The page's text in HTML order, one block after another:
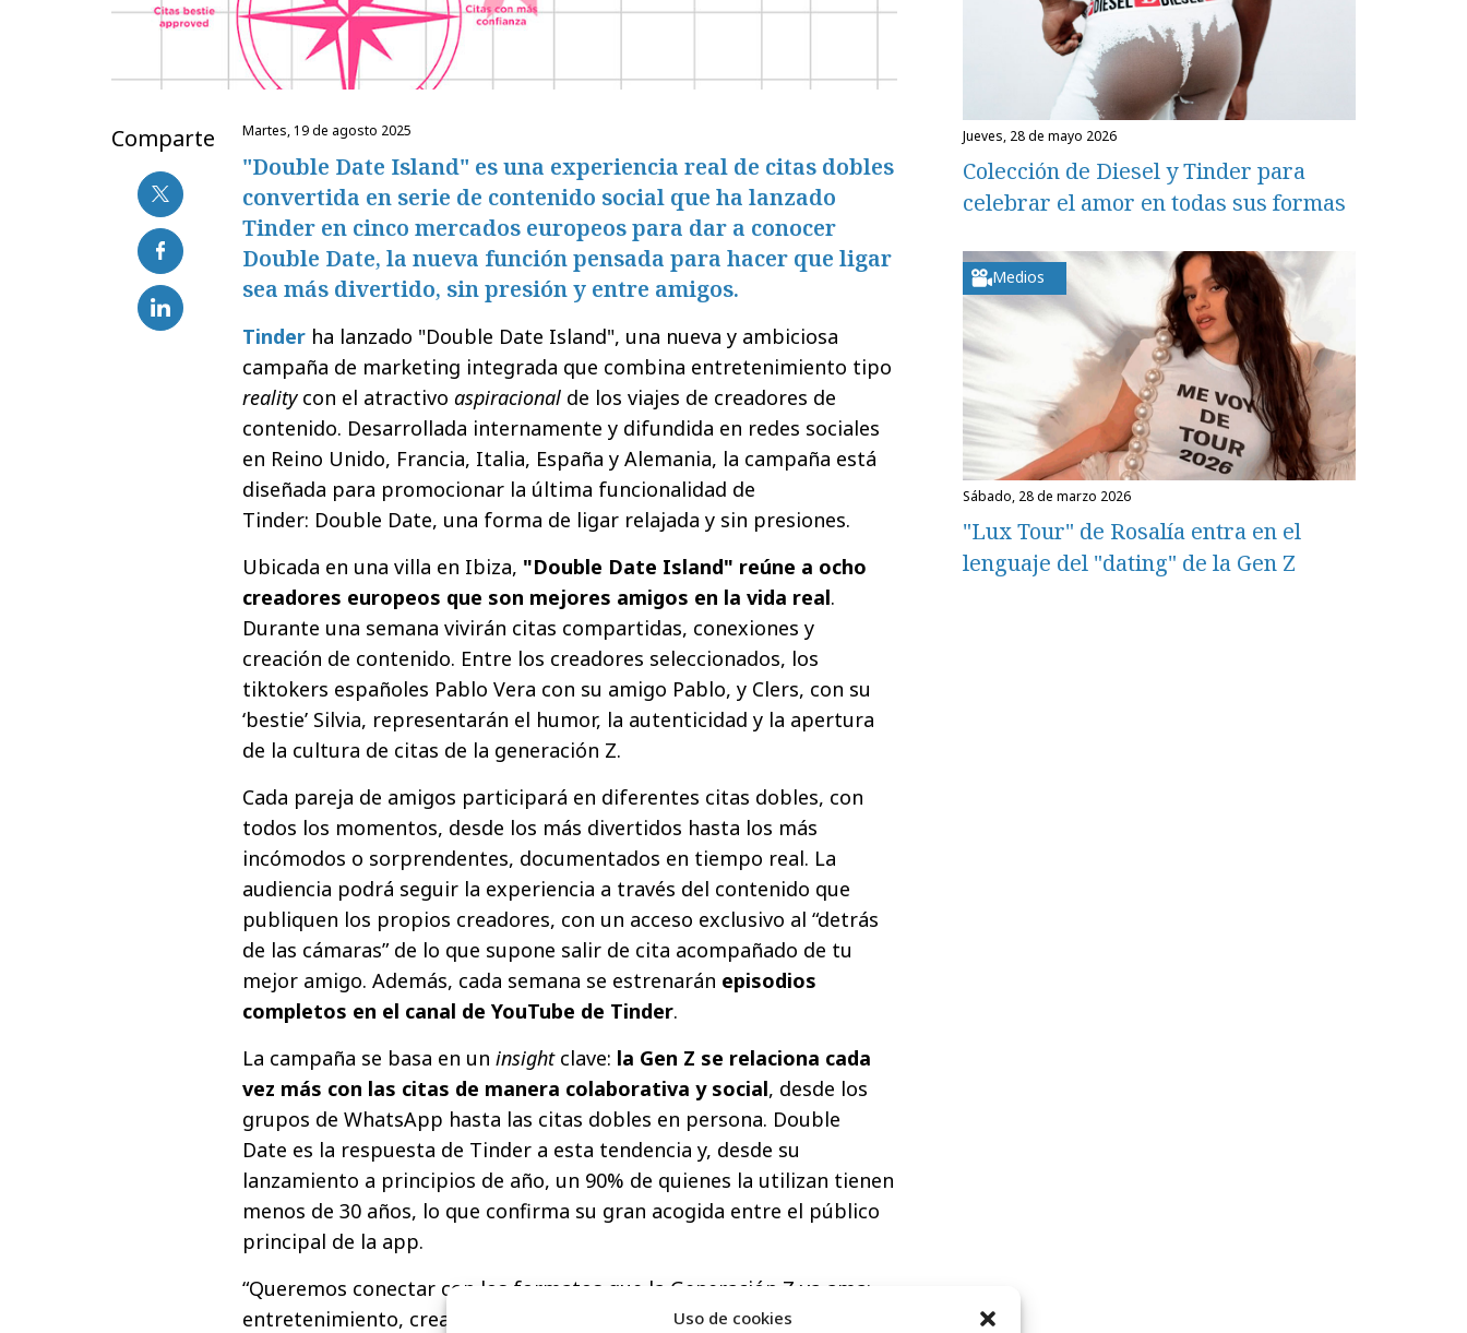
Uso de cookies
Comparte martes, 19 de agosto 2025
"Double Date Island" es una experiencia real de citas dobles
convertida en serie de contenido social que ha lanzado
Tinder en cinco mercados europeos para dar a conocer
Double Date, la nueva función pensada para hacer que ligar
sea más divertido, sin presión y entre amigos.
Tinder ha lanzado "Double Date Island", una nueva y ambiciosa
campaña de marketing integrada que combina entretenimiento tipo
realitycon el atractivo aspiracional de los viajes de creadores de
contenido. Desarrollada internamente y difundida en redes sociales
en Reino Unido, Francia, Italia, España y Alemania, la campaña está
diseñada para promocionar la última funcionalidad de
Tinder: Double Date, una forma de ligar relajada y sin presiones.
Ubicada en una villa en Ibiza, "Double Date Island" reúne a ocho
creadores europeos que son mejores amigos en la vida real.
Durante una semana vivirán citas compartidas, conexiones y
creación de contenido. Entre los creadores seleccionados, los
tiktokers españoles Pablo Vera con su amigo Pablo, y Clers, con su
‘bestie’ Silvia, representarán el humor, la autenticidad y la apertura
de la cultura de citas de la generación Z.
Cada pareja de amigos participará en diferentes citas dobles, con
todos los momentos, desde los más divertidos hasta los más
incómodos o sorprendentes, documentados en tiempo real. La
audiencia podrá seguir la experiencia a través del contenido que
publiquen los propios creadores, con un acceso exclusivo al “detrás
de las cámaras” de lo que supone salir de cita acompañado de tu
mejor amigo. Además, cada semana se estrenarán episodios
completos en el canal de YouTube de Tinder.
La campaña se basa en un insightclave: la Gen Z se relaciona cada
vez más con las citas de manera colaborativa y social, desde los
grupos de WhatsApp hasta las citas dobles en persona. Double
Date es la respuesta de Tinder a esta tendencia y, desde su
lanzamiento a principios de año, un 90% de quienes la utilizan tienen
menos de 30 años, lo que confirma su gran acogida entre el público
principal de la app.
“Queremos conectar con los formatos que la Generación Z ya ama:
entretenimiento, creadores y narrativas sociales, para mostrar cómo
jueves, 28 de mayo 2026
Colección de Diesel y Tinder para
celebrar el amor en todas sus formas
Medios
sábado, 28 de marzo 2026
"Lux Tour" de Rosalía entra en el
lenguaje del "dating" de la Gen Z